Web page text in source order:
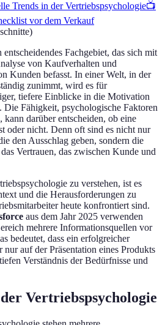
Trends in der Vertriebspsychologie📺
vor dem Verkauf
)
Fachgebiet, das sich mit
von Kaufverhalten und
Kunden befasst. In einer Welt, in der
zunimmt, wird es für
tiefere Einblicke in die Motivation
Fähigkeit, psychologische Faktoren
kann darüber entscheiden, ob eine
oder nicht. Denn oft sind es nicht nur
den Ausschlag geben, sondern die
Vertrauen, das zwischen Kunde und
zu verstehen, ist es
und die Herausforderungen zu
heute konfrontiert sind.
aus dem Jahr 2025 verwenden
mehrere Informationsquellen vor
bedeutet, dass ein erfolgreicher
nur auf der Präsentation eines Produkts
Verständnis der Bedürfnisse und
Vertriebspsychologie